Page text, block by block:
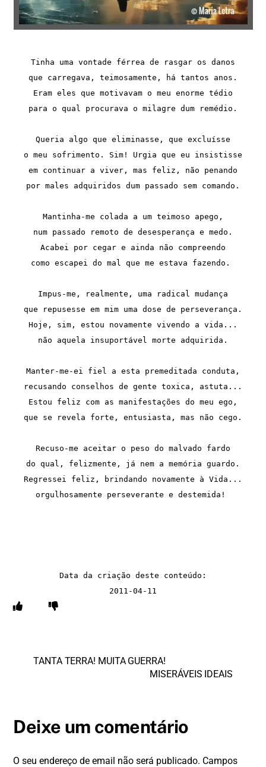
Tinha uma vontade férrea de rasgar os danos
que carregava, teimosamente, há tantos anos.
Eram eles que motivavam o meu enorme tédio
para o qual procurava o milagre dum remédio.
Queria algo que eliminasse, que excluísse
o meu sofrimento. Sim! Urgia que eu insistisse
em continuar a viver, mas feliz, não penando
por males adquiridos dum passado sem comando.
Mantinha-me colada a um teimoso apego,
num passado remoto de desesperança e medo.
Acabei por cegar e ainda não compreendo
como escapei do mal que me estava fazendo.
Impus-me, realmente, uma radical mudança
que repusesse em mim uma dose de perseverança.
Hoje, sim, estou novamente vivendo a vida...
não aquela insuportável morte adquirida.
Manter-me-ei fiel a esta premeditada conduta,
recusando conselhos de gente toxica, astuta...
Estou feliz com as manifestações do meu ego,
que se revela forte, entusiasta, mas não cego.
Recuso-me aceitar o peso do malvado fardo
do qual, felizmente, já nem a memória guardo.
Regressei feliz, brindando novamente à Vida...
orgulhosamente perseverante e destemida!
Data da criação deste conteúdo:
2011-04-11
TANTA TERRA! MUITA GUERRA!
MISERÁVEIS IDEAIS
Deixe um comentário
O seu endereço de email não será publicado. Campos